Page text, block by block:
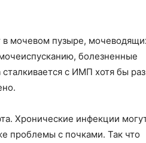
мочевом пузыре,
болезненные
с ИМП хотя бы
Хронические инфекции
проблемы с почками. Так что